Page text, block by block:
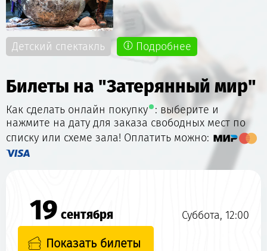
Детский спектакль Подробнее
Билеты на "Затерянный мир"
Как сделать онлайн покупку : выберите и
нажмите на дату для заказа свободных мест по
списку или схеме зала! Оплатить можно:
19 сентября Суббота, 12:00
Показать билеты